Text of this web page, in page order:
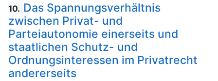
10. Das Spannungsverhältnis
zwischen Privat- und
Parteiautonomie einerseits und
staatlichen Schutz- und
Ordnungsinteressen im Privatrecht
andererseits